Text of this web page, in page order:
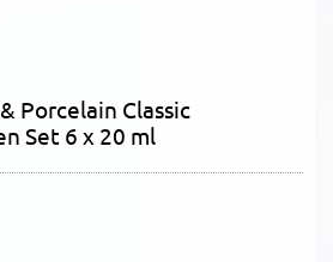
Porcelain Classic
Set 6 x 20 ml